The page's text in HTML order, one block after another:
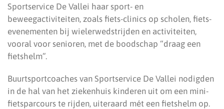
Sportservice De Vallei haar sport- en
beweegactiviteiten, zoals fiets-clinics op scholen, fiets-
evenementen bij wielerwedstrijden en activiteiten,
vooral voor senioren, met de boodschap “draag een
fietshelm”.
Buurtsportcoaches van Sportservice De Vallei nodigden
in de hal van het ziekenhuis kinderen uit om een mini-
fietsparcours te rijden, uiteraard mét een fietshelm op.